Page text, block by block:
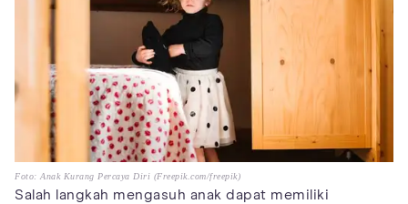
Foto: Anak Kurang Percaya Diri (Freepik.com/freepik)
Salah langkah mengasuh anak dapat memiliki